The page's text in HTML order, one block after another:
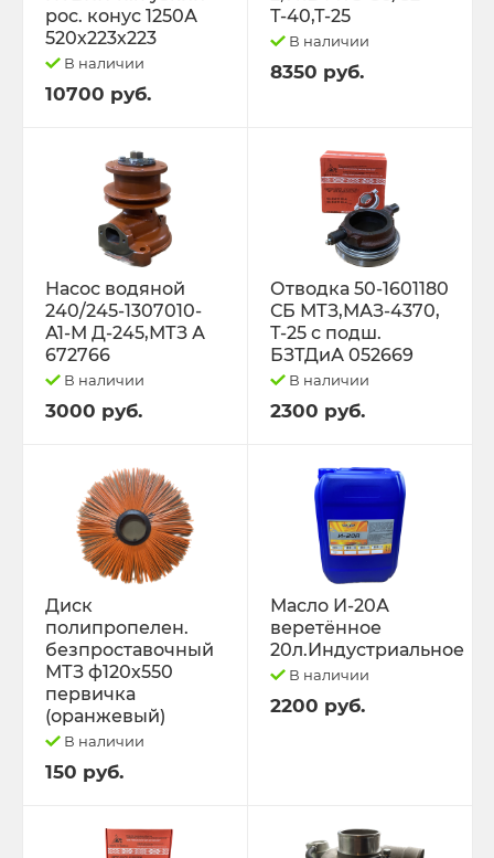
рос. конус 1250А
520х223х223
В наличии
10700 руб.
Т-40,Т-25
В наличии
8350 руб.
Насос водяной
240/245-1307010-
А1-М Д-245,МТЗ А
672766
В наличии
3000 руб.
Отводка 50-1601180
СБ МТЗ,МАЗ-4370,
Т-25 с подш.
БЗТДиА 052669
В наличии
2300 руб.
Диск
полипропелен.
безпроставочный
МТЗ ф120х550
первичка
(оранжевый)
В наличии
150 руб.
Масло И-20А
веретённое
20л.Индустриальное
В наличии
2200 руб.
ТУРБОКОМПРЕССОРЫ
ФИЛЬТРА
ПОМПЫ, НАСОС ПОДКА
ЭЛЕКТРООБОРУДОВАНИЕ
ЭО-3323, ЭО-2621 ПЭА-1 ТО-49,702,
ЕК-12,14, ДЭК-251